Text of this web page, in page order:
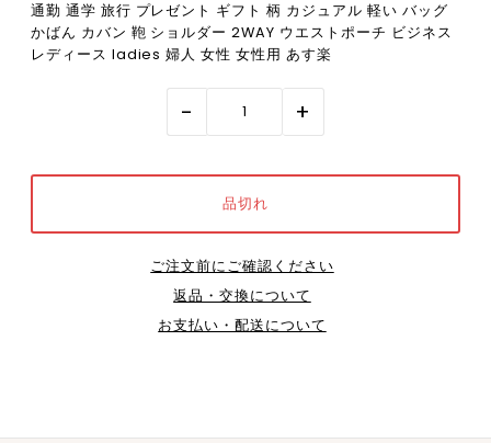
通勤 通学 旅行 プレゼント ギフト 柄 カジュアル 軽い バッグ
かばん カバン 鞄 ショルダー 2WAY ウエストポーチ ビジネス
レディース ladies 婦人 女性 女性用 あす楽
- +
ご注文前にご確認ください
返品・交換について
お支払い・配送について